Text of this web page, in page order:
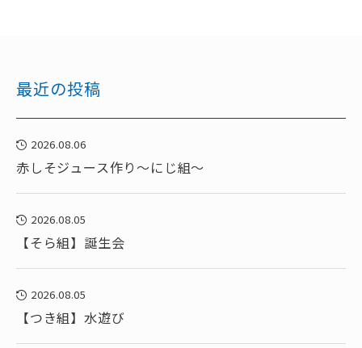
最近の投稿
2026.08.06
赤しそジュース作り～にじ組～
2026.08.05
【そら組】誕生会
2026.08.05
【つき組】水遊び